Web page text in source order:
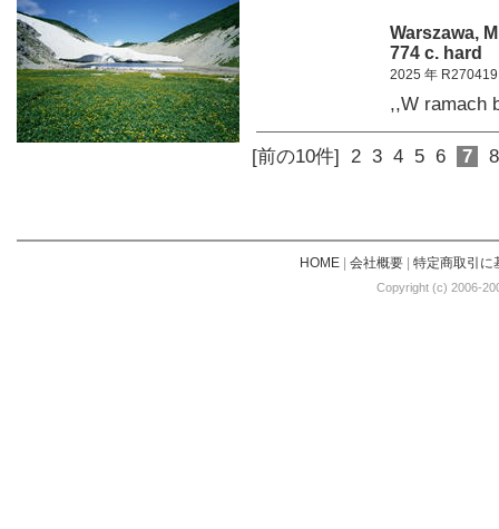
Warszawa,
774 c. hard
2025 年 R270419
,,W ramach
[前の10件] 2 3 4 5 6 7 8
HOME| 会社概要| 特定商取引に
Copyright (c) 2006-